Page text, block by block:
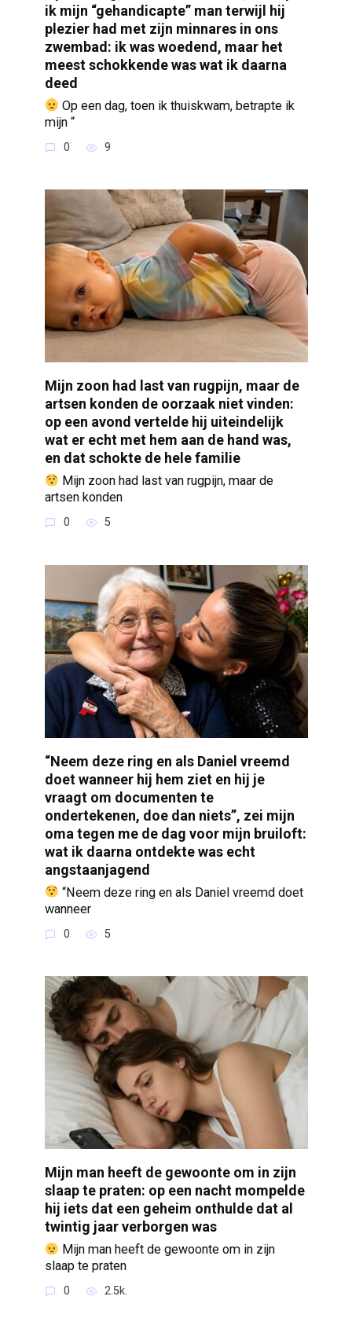
ik mijn “gehandicapte” man terwijl hij
plezier had met zijn minnares in ons
zwembad: ik was woedend, maar het
meest schokkende was wat ik daarna
deed
Op een dag, toen ik thuiskwam, betrapte ik
mijn “
0 9
Mijn zoon had last van rugpijn, maar de
artsen konden de oorzaak niet vinden:
op een avond vertelde hij uiteindelijk
wat er echt met hem aan de hand was,
en dat schokte de hele familie
Mijn zoon had last van rugpijn, maar de
artsen konden
0 5
“Neem deze ring en als Daniel vreemd
doet wanneer hij hem ziet en hij je
vraagt om documenten te
ondertekenen, doe dan niets”, zei mijn
oma tegen me de dag voor mijn bruiloft:
wat ik daarna ontdekte was echt
angstaanjagend
“Neem deze ring en als Daniel vreemd doet
wanneer
0 5
Mijn man heeft de gewoonte om in zijn
slaap te praten: op een nacht mompelde
hij iets dat een geheim onthulde dat al
twintig jaar verborgen was
Mijn man heeft de gewoonte om in zijn
slaap te praten
0 2.5k.